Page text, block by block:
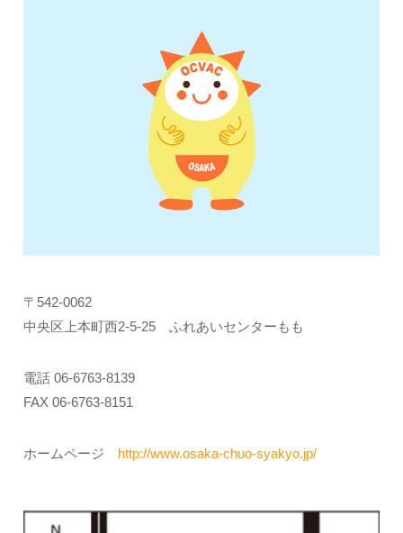
〒542-0062
中央区上本町西2-5-25 ふれあいセンターもも
電話 06-6763-8139
FAX 06-6763-8151
ホームページ http://www.osaka-chuo-syakyo.jp/